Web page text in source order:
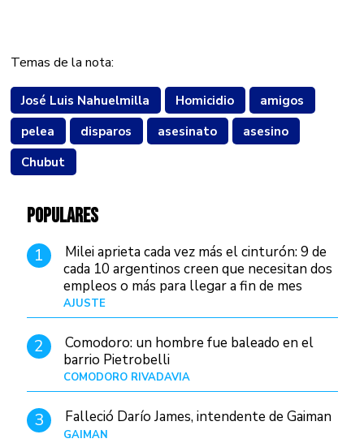
Temas de la nota:
José Luis Nahuelmilla Homicidio
amigos
pelea
disparos asesinato
asesino
Chubut
POPULARES
1
Milei aprieta cada vez más el cinturón: 9 de
cada 10 argentinos creen que necesitan dos
empleos o más para llegar a fin de mes
AJUSTE
2
Comodoro: un hombre fue baleado en el
barrio Pietrobelli
COMODORO RIVADAVIA
3 Falleció Darío James, intendente de Gaiman
GAIMAN